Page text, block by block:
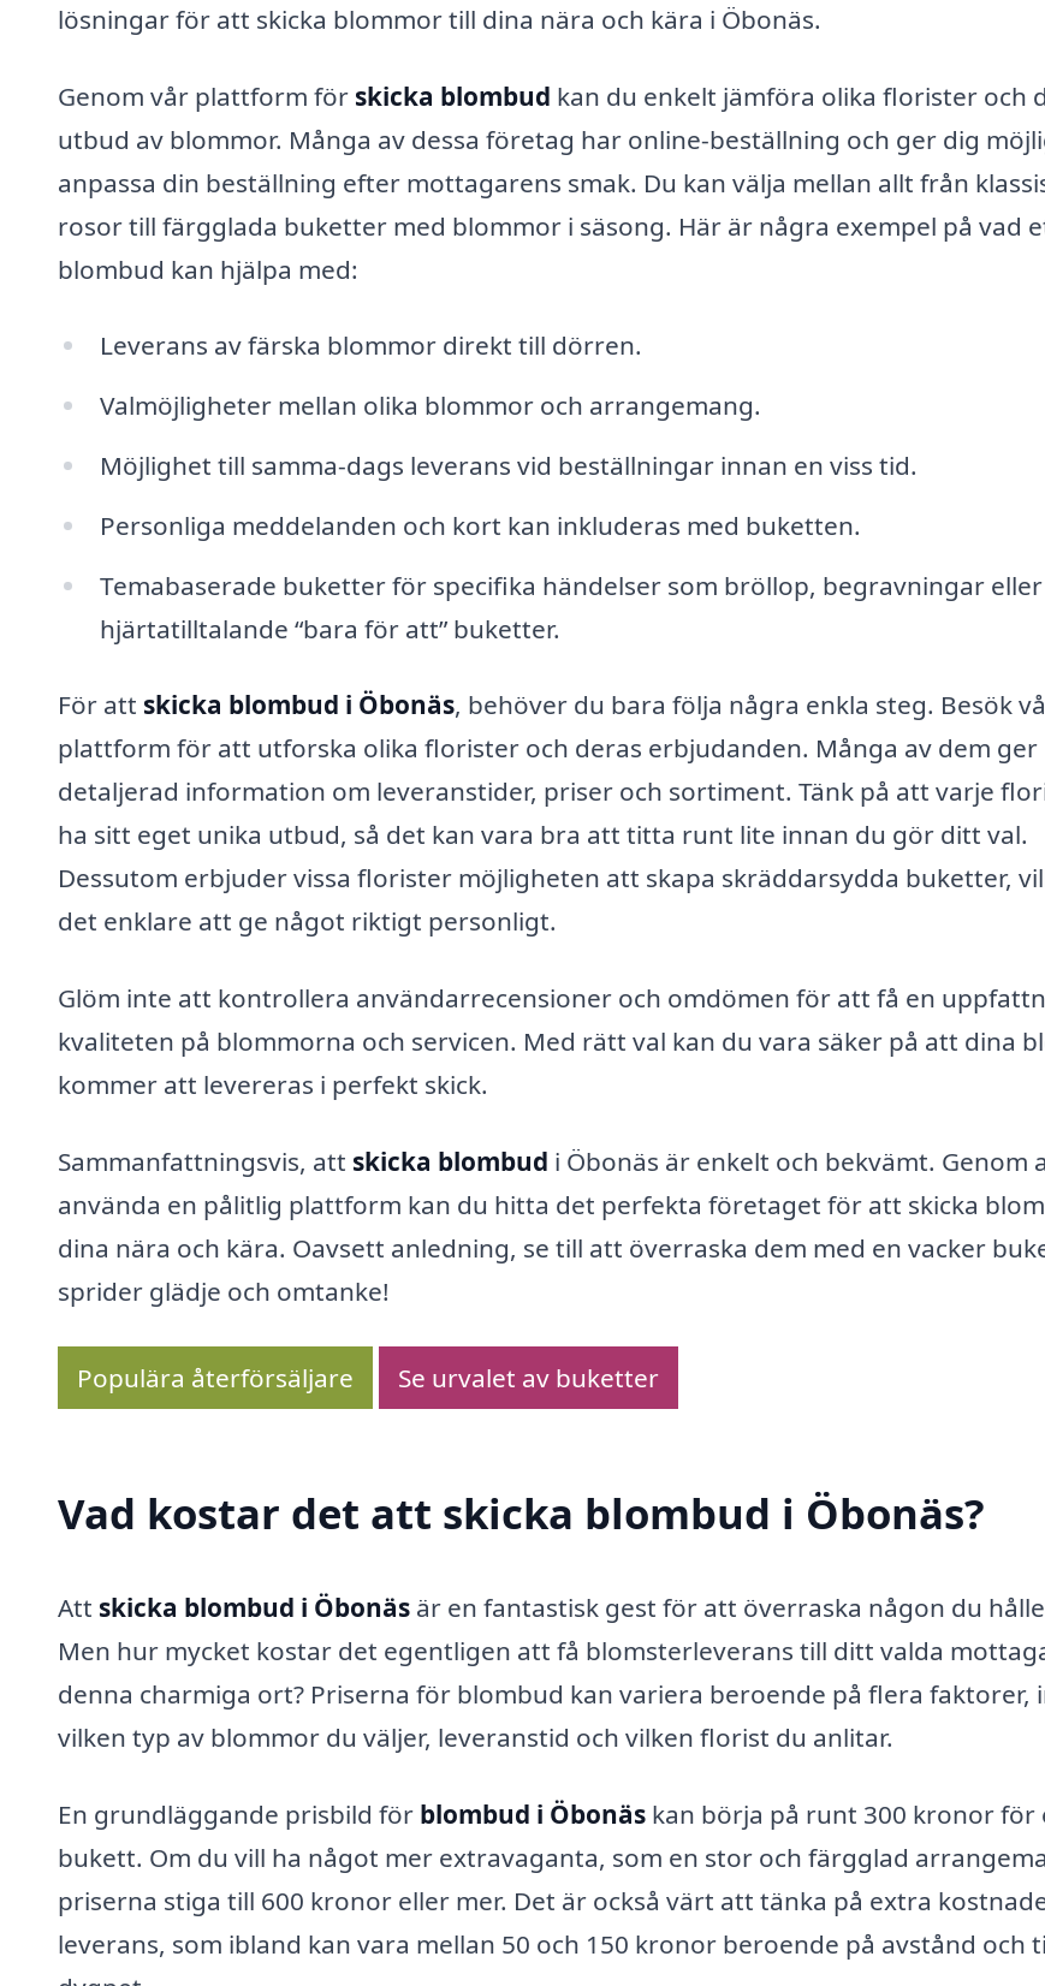
lösningar för att skicka blommor till dina nära och kära i Öbonäs.
Genom vår plattform för skicka blombud kan du enkelt jämföra olika florister och
utbud av blommor. Många av dessa företag har online-beställning och ger dig
anpassa din beställning efter mottagarens smak. Du kan välja mellan allt från
rosor till färgglada buketter med blommor i säsong. Här är några exempel på vad
blombud kan hjälpa med:
Leverans av färska blommor direkt till dörren.
Valmöjligheter mellan olika blommor och arrangemang.
Möjlighet till samma-dags leverans vid beställningar innan en viss tid.
Personliga meddelanden och kort kan inkluderas med buketten.
Temabaserade buketter för specifika händelser som bröllop, begravningar eller
hjärtatilltalande “bara för att” buketter.
För att skicka blombud i Öbonäs, behöver du bara följa några enkla steg. Besök
plattform för att utforska olika florister och deras erbjudanden. Många av dem ger
detaljerad information om leveranstider, priser och sortiment. Tänk på att varje
ha sitt eget unika utbud, så det kan vara bra att titta runt lite innan du gör ditt val.
Dessutom erbjuder vissa florister möjligheten att skapa skräddarsydda buketter,
det enklare att ge något riktigt personligt.
Glöm inte att kontrollera användarrecensioner och omdömen för att få en
kvaliteten på blommorna och servicen. Med rätt val kan du vara säker på att dina
kommer att levereras i perfekt skick.
Sammanfattningsvis, att skicka blombud i Öbonäs är enkelt och bekvämt. Genom
använda en pålitlig plattform kan du hitta det perfekta företaget för att skicka
dina nära och kära. Oavsett anledning, se till att överraska dem med en vacker
sprider glädje och omtanke!
Populära återförsäljare Se urvalet av buketter
Vad kostar det att skicka blombud i Öbonäs?
Att skicka blombud i Öbonäs är en fantastisk gest för att överraska någon du
Men hur mycket kostar det egentligen att få blomsterleverans till ditt valda
denna charmiga ort? Priserna för blombud kan variera beroende på flera faktorer,
vilken typ av blommor du väljer, leveranstid och vilken florist du anlitar.
En grundläggande prisbild för blombud i Öbonäs kan börja på runt 300 kronor för
bukett. Om du vill ha något mer extravaganta, som en stor och färgglad
priserna stiga till 600 kronor eller mer. Det är också värt att tänka på extra
leverans, som ibland kan vara mellan 50 och 150 kronor beroende på avstånd och